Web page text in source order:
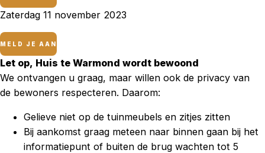
Zaterdag 11 november 2023
MELD JE AAN
Let op, Huis te Warmond wordt bewoond
We ontvangen u graag, maar willen ook de privacy van
de bewoners respecteren. Daarom:
Gelieve niet op de tuinmeubels en zitjes zitten
Bij aankomst graag meteen naar binnen gaan bij het
informatiepunt of buiten de brug wachten tot 5